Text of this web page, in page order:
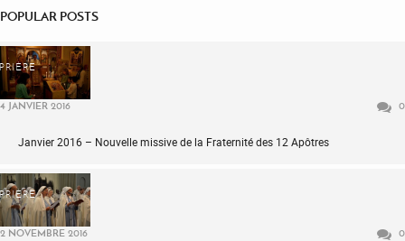
POPULAR POSTS
PRIÈRE
4 JANVIER 2016 0
Janvier 2016 – Nouvelle missive de la Fraternité des 12 Apôtres
PRIÈRE
2 NOVEMBRE 2016 0